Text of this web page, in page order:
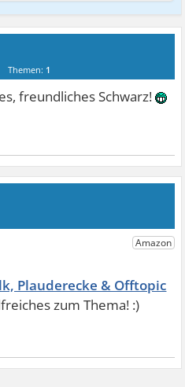
Themen: 1
freundliches Schwarz!
Plauderecke & Offtopic